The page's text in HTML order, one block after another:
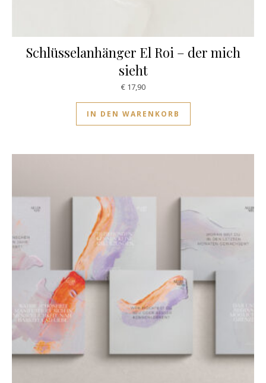
Schlüsselanhänger El Roi – der mich
sieht
€17,90
IN DEN WARENKORB